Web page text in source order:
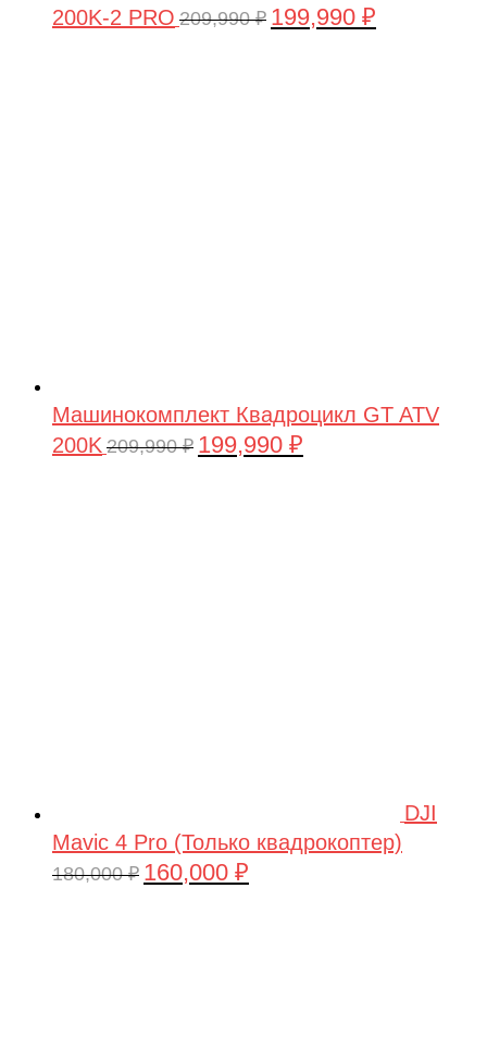
200K-2 PRO 209,990₽ Первоначальная
199,990 ₽
Машинокомплект Квадроцикл GT ATV
200K 209,990₽ Первоначальная
199,990 ₽
DJI
Mavic 4 Pro (Только квадрокоптер)
180,000₽ Первоначальная
160,000 ₽